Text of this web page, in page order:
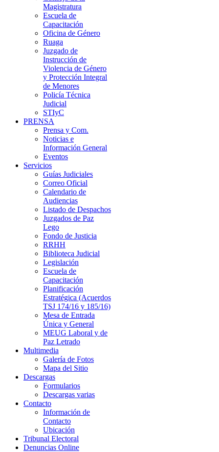
Magistratura
Escuela de
Capacitación
Oficina de Género
Ruaga
Juzgado de
Instrucción de
Violencia de Género
y Protección Integral
de Menores
Policía Técnica
Judicial
STIyC
PRENSA
Prensa y Com.
Noticias e
Información General
Eventos
Servicios
Guías Judiciales
Correo Oficial
Calendario de
Audiencias
Listado de Despachos
Juzgados de Paz
Lego
Fondo de Justicia
RRHH
Biblioteca Judicial
Legislación
Escuela de
Capacitación
Planificación
Estratégica (Acuerdos
TSJ 174/16 y 185/16)
Mesa de Entrada
Única y General
MEUG Laboral y de
Paz Letrado
Multimedia
Galería de Fotos
Mapa del Sitio
Descargas
Formularios
Descargas varias
Contacto
Información de
Contacto
Ubicación
Tribunal Electoral
Denuncias Online